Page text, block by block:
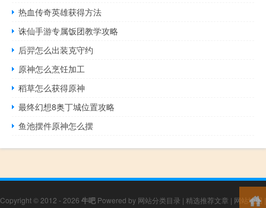
热血传奇英雄获得方法
诛仙手游专属饭团教学攻略
后羿怎么出装克守约
原神怎么烹饪加工
稻草怎么获得原神
最终幻想8奥丁城位置攻略
鱼池摆件原神怎么摆
Copyright © 2012 - 2026 牛吧 Powered by 网站分类目录 | 精选推荐文章 | 网站地图 |